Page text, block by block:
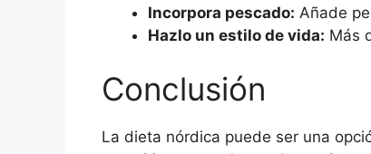
Incorpora pescado: Añade
Hazlo un estilo de vida: Más
Conclusión
La dieta nórdica puede ser una